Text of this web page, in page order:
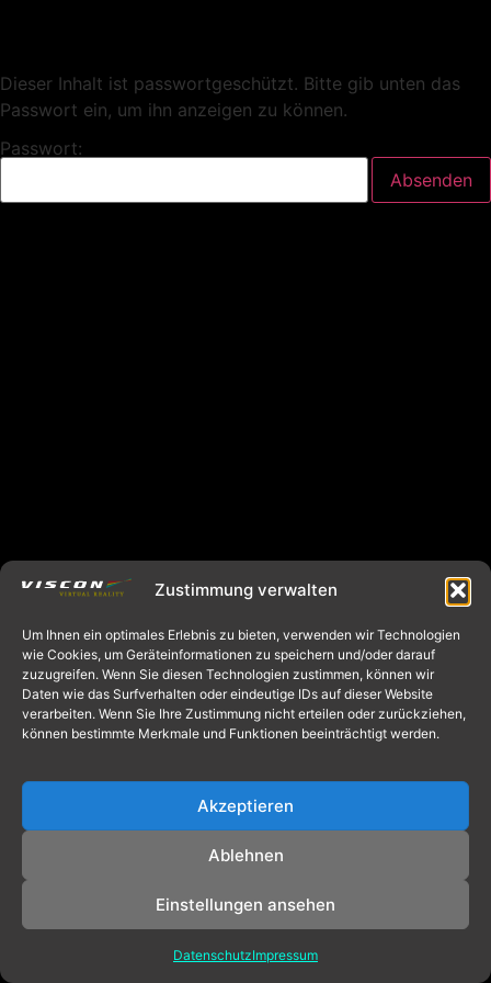
Zustimmung verwalten
Um Ihnen ein optimales Erlebnis zu bieten, verwenden wir Technologien
wie Cookies, um Geräteinformationen zu speichern und/oder darauf
zuzugreifen. Wenn Sie diesen Technologien zustimmen, können wir
Daten wie das Surfverhalten oder eindeutige IDs auf dieser Website
verarbeiten. Wenn Sie Ihre Zustimmung nicht erteilen oder zurückziehen,
können bestimmte Merkmale und Funktionen beeinträchtigt werden.
Akzeptieren
Ablehnen
Einstellungen ansehen
DatenschutzImpressum
Dieser Inhalt ist passwortgeschützt. Bitte gib unten das
Passwort ein, um ihn anzeigen zu können.
Passwort: